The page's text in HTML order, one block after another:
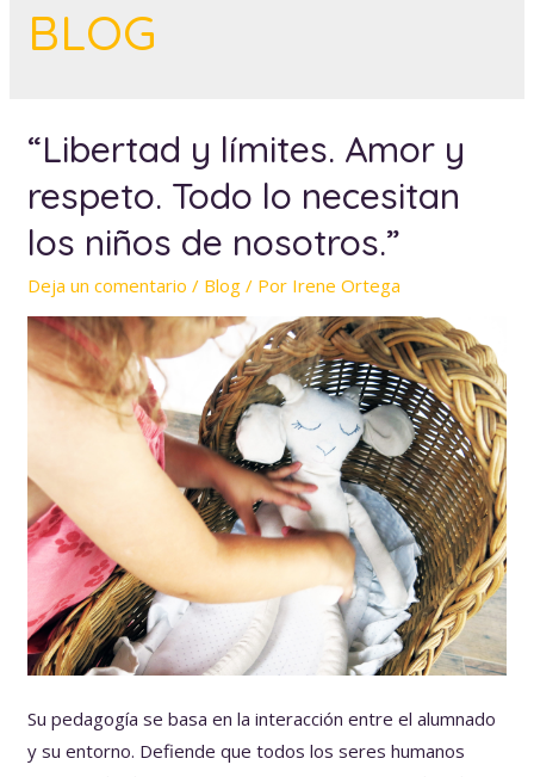
BLOG
“Libertad y límites. Amor y
respeto. Todo lo necesitan
los niños de nosotros.”
Deja un comentario / Blog / Por Irene Ortega
Su pedagogía se basa en la interacción entre el alumnado
y su entorno. Defiende que todos los seres humanos